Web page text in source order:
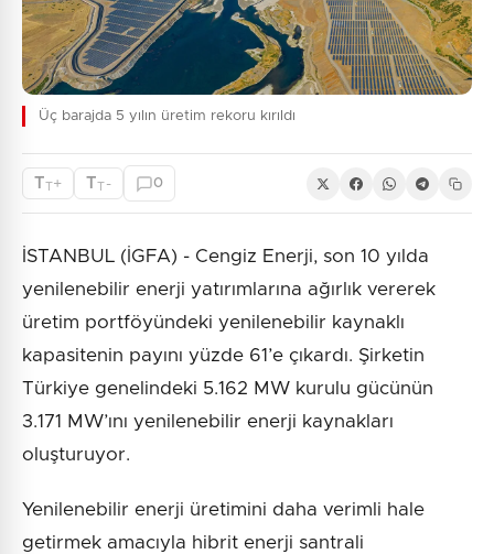
Üç barajda 5 yılın üretim rekoru kırıldı
TT+ TT - 0
İSTANBUL (İGFA) - Cengiz Enerji, son 10 yılda
yenilenebilir enerji yatırımlarına ağırlık vererek
üretim portföyündeki yenilenebilir kaynaklı
kapasitenin payını yüzde 61’e çıkardı. Şirketin
Türkiye genelindeki 5.162 MW kurulu gücünün
3.171 MW’ını yenilenebilir enerji kaynakları
oluşturuyor.
Yenilenebilir enerji üretimini daha verimli hale
getirmek amacıyla hibrit enerji santrali